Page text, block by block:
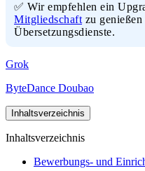
✅ Wir empfehlen ein
Mitgliedschaft zu
Übersetzungsdienste.
Grok
ByteDance Doubao
Inhaltsverzeichnis
Inhaltsverzeichnis
Bewerbungs- und